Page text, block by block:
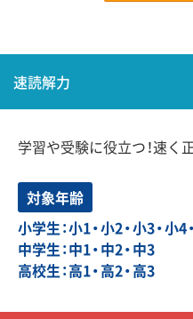
速読解力
学習や受験に役立つ！速く
対象年齢
小学生：小1・小2・小3・小4
中学生：中1・中2・中3
高校生：高1・高2・高3